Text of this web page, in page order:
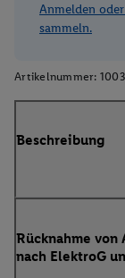
Anmelden
sammeln.
Artikelnummer:
Beschreibung
Rücknahme
nach ElektroG